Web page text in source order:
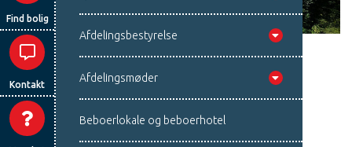
Find bolig
Kontakt
Afdelingsbestyrelse
Afdelingsmøder
Beboerlokale og beboerhotel
03. august 2026
Tre pejlemærker